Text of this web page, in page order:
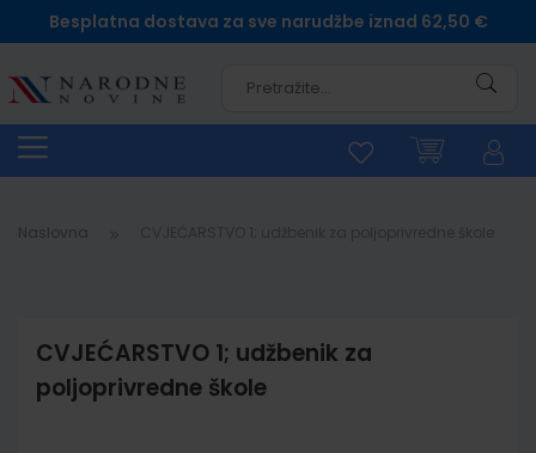
Besplatna dostava za sve narudžbe iznad 62,50 €
Naslovna
CVJEĆARSTVO 1; udžbenik za
poljoprivredne škole